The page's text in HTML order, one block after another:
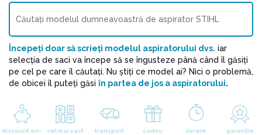
Începeți doar să scrieți modelul aspiratorului dvs. iar
selecția de saci va începe să se îngusteze până când îl găsiți
pe cel pe care îl căutați. Nu știţi ce model ai? Nici o problemă,
de obicei îl puteți găsi în partea de jos a aspiratorului.
discount en-
cel mai vast
transport
cadou
livrare
garanție